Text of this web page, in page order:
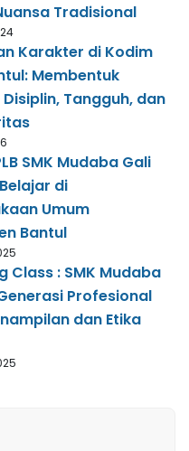
Tradisional
Karakter di Kodim
Membentuk
Tangguh, dan
SMK Mudaba Gali
di
Umum
Bantul
Class : SMK Mudaba
Profesional
dan Etika